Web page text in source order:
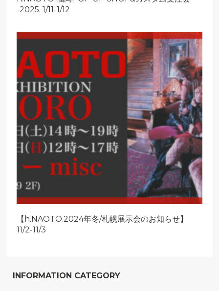
-2025. 1/11-1/12
【h.NAOTO.2024年冬/札幌展示会のお知らせ】
11/2-11/3
INFORMATION CATEGORY